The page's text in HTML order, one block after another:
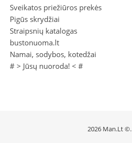
Sveikatos priežiūros prekės
Pigūs skrydžiai
Straipsnių katalogas
bustonuoma.lt
Namai, sodybos, kotedžai
# > Jūsų nuoroda! < #
2026 Man.Lt ©.